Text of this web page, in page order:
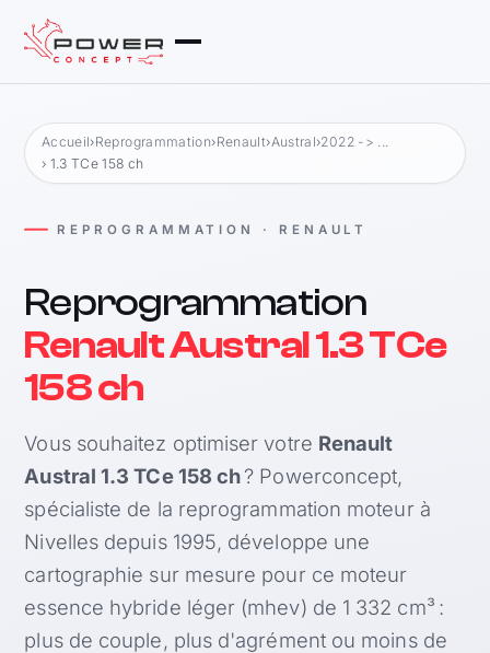
Accueil›Reprogrammation›Renault›Austral›2022 -> ...
› 1.3 TCe 158 ch
REPROGRAMMATION · RENAULT
Reprogrammation
Renault Austral 1.3 TCe
158 ch
Vous souhaitez optimiser votre Renault
Austral 1.3 TCe 158 ch? Powerconcept,
spécialiste de la reprogrammation moteur à
Nivelles depuis 1995, développe une
cartographie sur mesure pour ce moteur
essence hybride léger (mhev) de 1 332 cm³ :
plus de couple, plus d'agrément ou moins de